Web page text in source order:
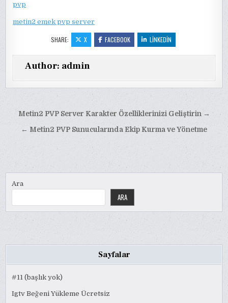
pvp
metin2 emek pvp server
SHARE: X FACEBOOK LINKEDIN
Author: admin
Yazı
gezinmesi
Metin2 PVP Server Karakter Özelliklerinizi Geliştirin →
← Metin2 PVP Sunucularında Ekip Kurma ve Yönetme
Ara
ARA
Sayfalar
#11 (başlık yok)
Igtv Beğeni Yükleme Ücretsiz